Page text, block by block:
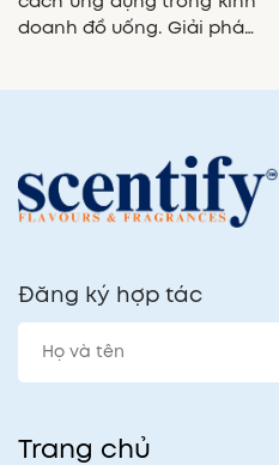
doanh đồ uống. Giải pháp
Đăng ký hợp tác
Trang chủ